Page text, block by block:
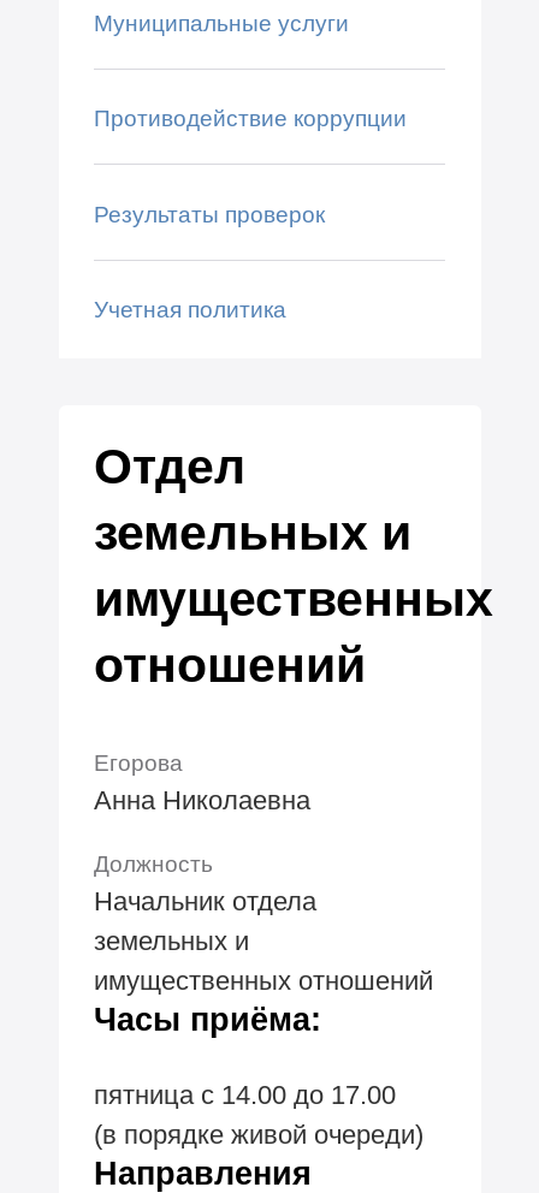
Муниципальные услуги
Противодействие коррупции
Результаты проверок
Учетная политика
Отдел
земельных и
имущественных
отношений
Егорова
Анна Николаевна
Должность
Начальник отдела
земельных и
имущественных отношений
Часы приёма:
пятница с 14.00 до 17.00
(в порядке живой очереди)
Направления